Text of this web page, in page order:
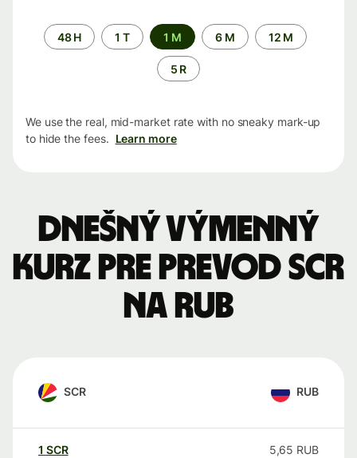
Time
period
48 H 1 T 1 M 6 M 12 M
5 R
We use the real, mid-market rate with no sneaky mark-up
to hide the fees. Learn more
Dnešný výmenný
kurz pre prevod SCR
na RUB
SCR RUB
1 SCR 5,65 RUB